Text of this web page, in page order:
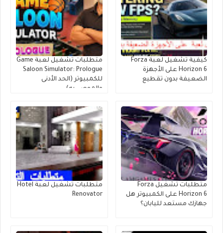
كيفية تشغيل لعبة Forza
Horizon 6 على الأجهزة
الضعيفة بدون تقطيع
متطلبات تشغيل لعبة Game
Saloon Simulator: Prologue
للكمبيوتر (الحد الأدنى
والموصى به)
متطلبات تشغيل Forza
Horizon 6 على الكمبيوتر هل
جهازك مستعد لليابان؟
متطلبات تشغيل لعبة Hotel
Renovator